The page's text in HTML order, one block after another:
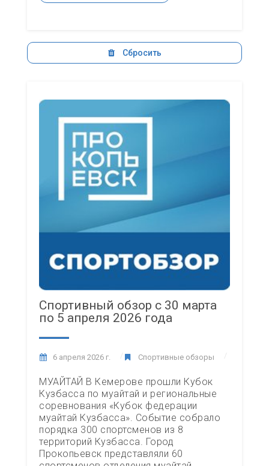
Сбросить
Спортивный обзор с 30 марта
по 5 апреля 2026 года
6 апреля 2026 г. Спортивные обзоры
МУАЙТАЙ В Кемерове прошли Кубок
Кузбасса по муайтай и региональные
соревнования «Кубок федерации
муайтай Кузбасса». Событие собрало
порядка 300 спортсменов из 8
территорий Кузбасса. Город
Прокопьевск представляли 60